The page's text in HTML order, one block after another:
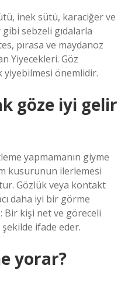
inek sütü, karaciğer ve
sebzeli gıdalarla
pırasa ve maydanoz
Yiyecekleri. Göz
yiyebilmesi önemlidir.
göze iyi gelir
yapmamanın giyme
kusurunun ilerlemesi
Gözlük veya kontakt
daha iyi bir görme
Bir kişi net ve göreceli
ifade eder.
yorar?